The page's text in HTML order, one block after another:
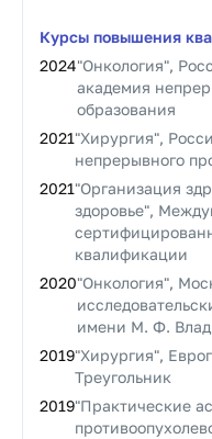
Курсы повышения
2024"Онкология",
академия
образования
2021"Хирургия",
непрерывного
2021"Организация
здоровье",
квалификации
2020"Онкология",
имени М. Ф.
2019"Хирургия",
Треугольник
2019"Практические